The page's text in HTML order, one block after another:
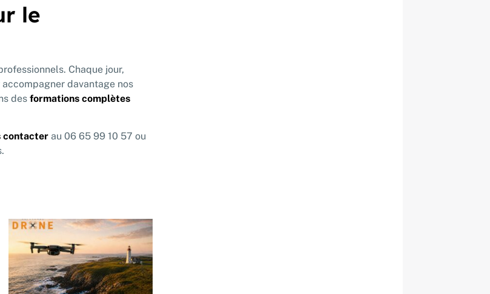
le
Chaque jour,
davantage nos
desformations complètes
contacter au 06 65 99 10 57 ou